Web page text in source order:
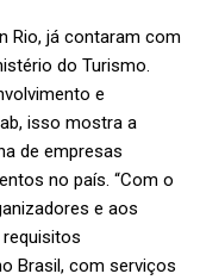
Rio, já contaram com
do Turismo.
e
isso mostra a
de empresas
no país. “Com o
e aos
Brasil, com serviços